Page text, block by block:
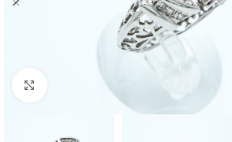
Klikk for større bilde